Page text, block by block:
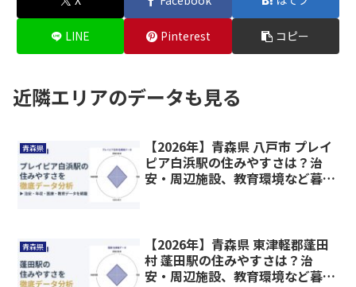
LINE Pinterest コピー
近隣エリアのデータも見る
青森県
【2026年】青森県 八戸市 プレイ
ピア白浜駅の住みやすさは？治
安・周辺施設、教育環境など暮ら
青森県
【2026年】青森県 東津軽郡蓬田
村 蓬田駅の住みやすさは？治
安・周辺施設、教育環境など暮ら